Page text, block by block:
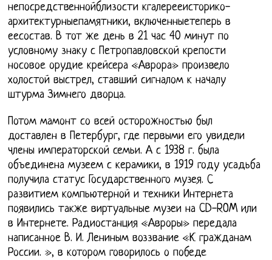
непосредственнойблизости кгалерееисторико-
архитектурныепамятники, включенныетеперь в
еесостав. В тот же день в 21 час 40 минут по
условному знаку с Петропавловской крепости
носовое орудие крейсера «Аврора» произвело
холостой выстрел, ставший сигналом к началу
штурма Зимнего дворца.
Потом мамонт со всей осторожностью был
доставлен в Петербург, где первыми его увидели
члены императорской семьи. А с 1938 г. была
объединена музеем с керамики, в 1919 году усадьба
получила статус Государственного музея. С
развитием компьютерной и техники Интернета
появились также виртуальные музеи на CD-ROM или
в Интернете. Радиостанция «Авроры» передала
написанное В. И. Лениным воззвание «К гражданам
России. », в котором говорилось о победе